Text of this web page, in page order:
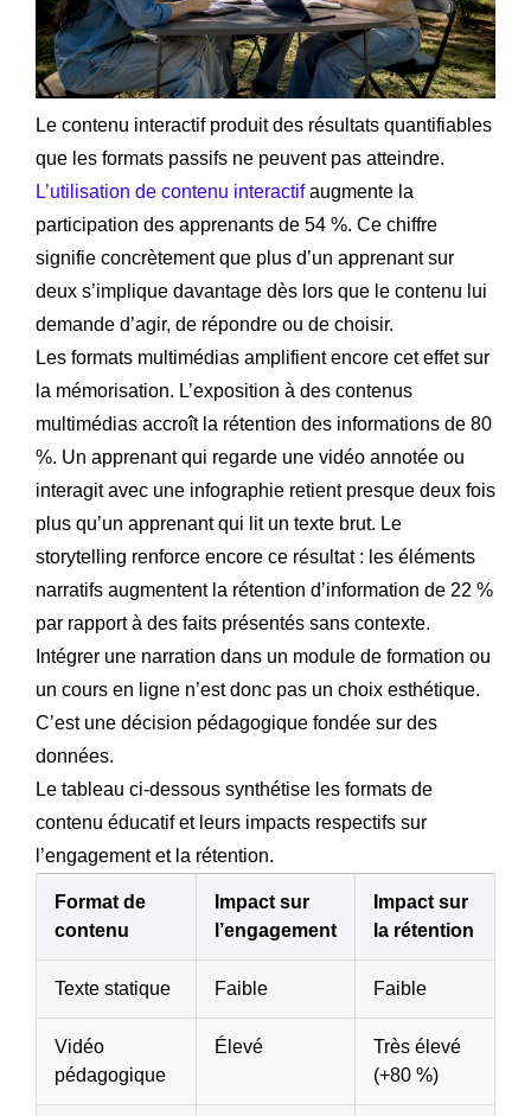
Le contenu interactif produit des résultats quantifiables
que les formats passifs ne peuvent pas atteindre.
L’utilisation de contenu interactifaugmente la
participation des apprenants de 54 %. Ce chiffre
signifie concrètement que plus d’un apprenant sur
deux s’implique davantage dès lors que le contenu lui
demande d’agir, de répondre ou de choisir.
Les formats multimédias amplifient encore cet effet sur
la mémorisation. L’exposition à des contenus
multimédias accroît la rétention des informations de 80
%. Un apprenant qui regarde une vidéo annotée ou
interagit avec une infographie retient presque deux fois
plus qu’un apprenant qui lit un texte brut. Le
storytelling renforce encore ce résultat : les éléments
narratifs augmentent la rétention d’information de 22 %
par rapport à des faits présentés sans contexte.
Intégrer une narration dans un module de formation ou
un cours en ligne n’est donc pas un choix esthétique.
C’est une décision pédagogique fondée sur des
données.
Le tableau ci-dessous synthétise les formats de
contenu éducatif et leurs impacts respectifs sur
l’engagement et la rétention.
Format de
contenu
Impact sur
l’engagement
Impact sur
la rétention
Texte statique Faible Faible
Vidéo
pédagogique
Élevé
Très élevé
(+80 %)